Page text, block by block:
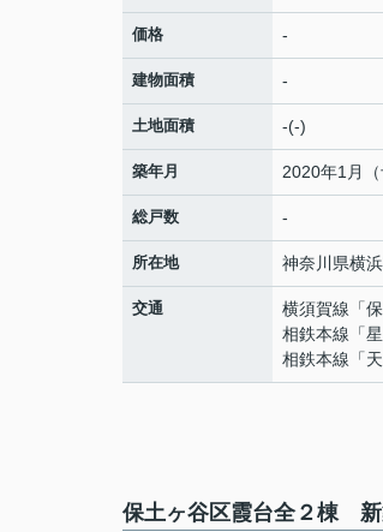
価格 -
建物面積 -
土地面積 -(-)
築年月 2020年1月（
総戸数 -
所在地 神奈川県横
交通 横須賀線 「
相鉄本線 「星
相鉄本線 「
保土ヶ谷区霞台全２棟 新